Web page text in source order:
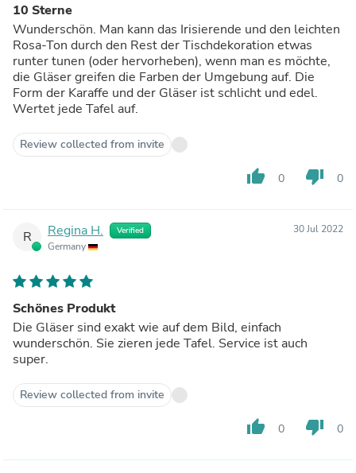
10 Sterne
Wunderschön. Man kann das Irisierende und den leichten
Rosa-Ton durch den Rest der Tischdekoration etwas
runter tunen (oder hervorheben), wenn man es möchte,
die Gläser greifen die Farben der Umgebung auf. Die
Form der Karaffe und der Gläser ist schlicht und edel.
Wertet jede Tafel auf.
Review collected from invite
thumb_up 0 thumb_down 0
R Regina H. Verified
Germany
30 Jul 2022
Schönes Produkt
Die Gläser sind exakt wie auf dem Bild, einfach
wunderschön. Sie zieren jede Tafel. Service ist auch
super.
Review collected from invite
thumb_up 0 thumb_down 0